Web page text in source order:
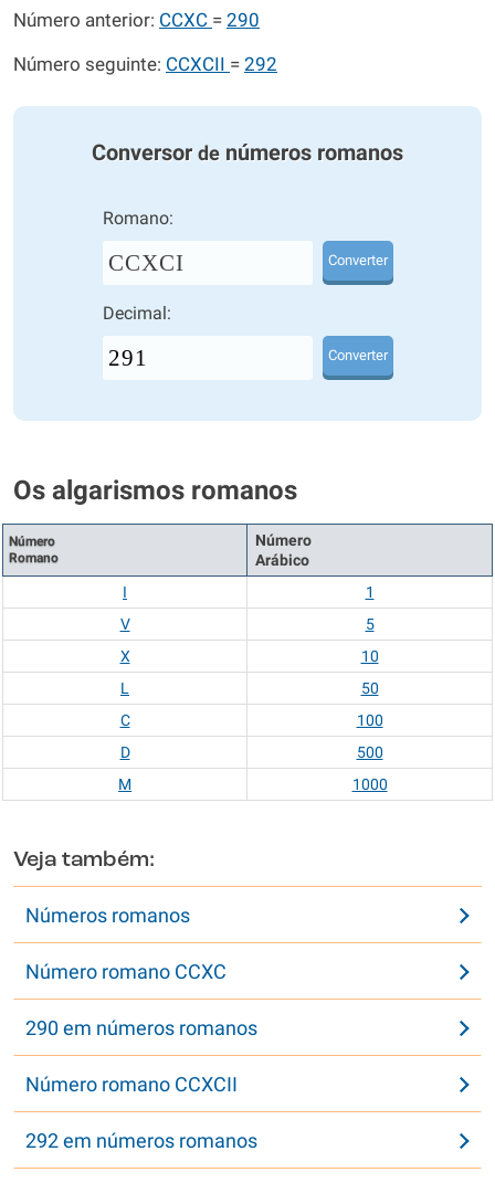
Número anterior: CCXC = 290
Número seguinte: CCXCII = 292
Conversor de números romanos
Romano:
CCXCI Converter
Decimal:
Converter
Os algarismos romanos
Número
Romano
Número
Arábico
I
1
V
5
X
10
L
50
C
100
D
500
M
1000
Veja também:
Números romanos
Número romano CCXC
290 em números romanos
Número romano CCXCII
292 em números romanos